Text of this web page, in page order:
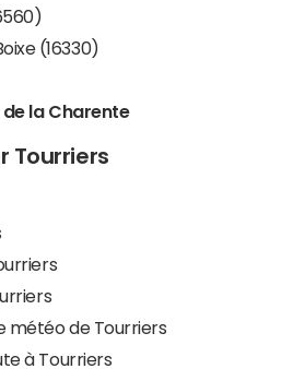
(16330)
de la Charente
Tourriers
météo de Tourriers
à Tourriers